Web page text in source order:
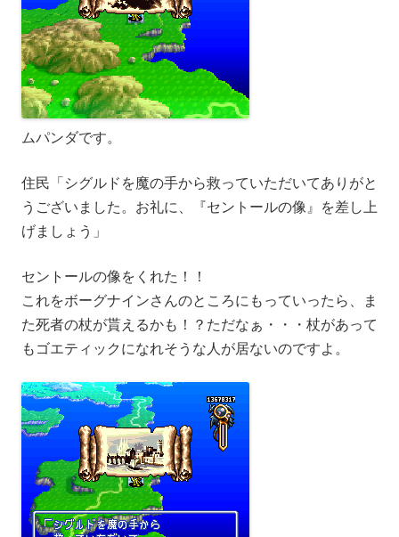
ムパンダです。
住民「シグルドを魔の手から救っていただいてありがと
うございました。お礼に、『セントールの像』を差し上
げましょう」
セントールの像をくれた！！
これをボーグナインさんのところにもっていったら、ま
た死者の杖が貰えるかも！？ただなぁ・・・杖があって
もゴエティックになれそうな人が居ないのですよ。